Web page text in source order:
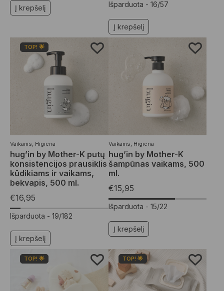
Į krepšelį Išparduota - 16/57
Į krepšelį
TOP! 🌟
Vaikams, Higiena
hug’in by Mother-K putų
konsistencijos prausiklis
kūdikiams ir vaikams,
bekvapis, 500 ml.
€16,95
Išparduota - 19/182
Į krepšelį
Vaikams, Higiena
hug’in by Mother-K
šampūnas vaikams, 500
ml.
€15,95
Išparduota - 15/22
Į krepšelį
TOP! 🌟 TOP! 🌟